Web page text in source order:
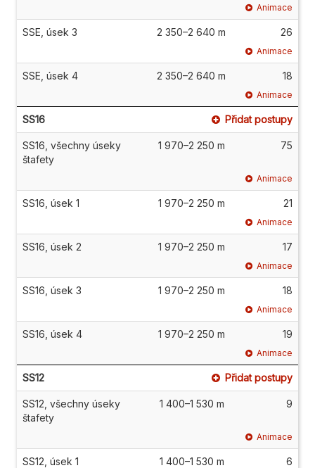
Animace
SSE, úsek 3 2 350–2 640 m 26
Animace
SSE, úsek 4 2 350–2 640 m 18
Animace
SS16 Přidat postupy
SS16, všechny úseky
štafety
1 970–2 250 m 75
Animace
SS16, úsek 1 1 970–2 250 m 21
Animace
SS16, úsek 2 1 970–2 250 m 17
Animace
SS16, úsek 3 1 970–2 250 m 18
Animace
SS16, úsek 4 1 970–2 250 m 19
Animace
SS12 Přidat postupy
SS12, všechny úseky
štafety
1 400–1 530 m 9
Animace
SS12, úsek 1 1 400–1 530 m 6